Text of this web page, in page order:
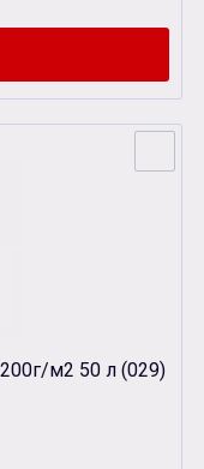
м2 50 л (029)